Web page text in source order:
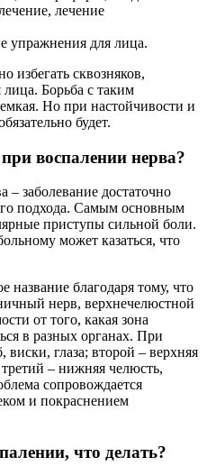
лечение
упражнения для лица.
избегать сквозняков,
Борьба с таким
Но при настойчивости и
будет.
воспалении нерва?
– заболевание достаточно
подхода. Самым основным
приступы сильной боли.
может казаться, что
благодаря тому, что
нерв, верхнечелюстной
от того, какая зона
в разных органах. При
глаза; второй – верхняя
– нижняя челюсть,
сопровождается
и покраснением
что делать?